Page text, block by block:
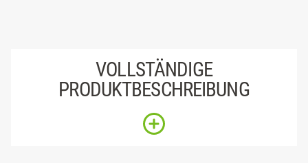
VOLLSTÄNDIGE
PRODUKTBESCHREIBUNG